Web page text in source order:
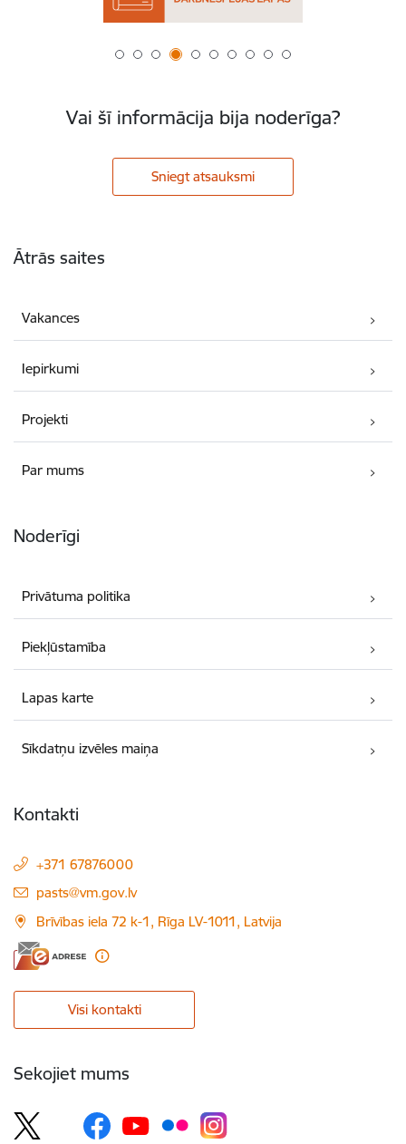
Vai šī informācija bija noderīga?
Sniegt atsauksmi
Ātrās saites
Vakances
Iepirkumi
Projekti
Par mums
Noderīgi
Privātuma politika
Piekļūstamība
Lapas karte
Sīkdatņu izvēles maiņa
Kontakti
+371 67876000
E-pasts:
pasts@vm.gov.lv
Brīvības iela 72 k-1, Rīga LV-1011, Latvija
Visi kontakti
Sekojiet mums